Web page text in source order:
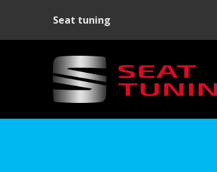
Seat tuning